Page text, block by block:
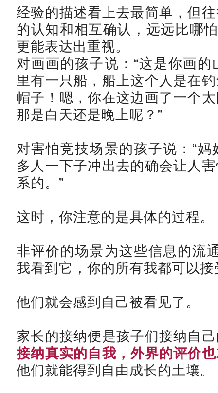
经验的描述看上去最简单，但
的认知和相互确认， 远远比哪
更能表达出重视。
对画画的孩子说：“这是你画
里有一只船，船上这个人是在
帽子！嗯，你在这边画了一个
那是白天还是晚上呢？”
对害怕竞技场景的孩子说：“
多人一下子冲出去的确会让人
系的。”
这时，你注意的是具体的过程。
非评价的场景为这些信息的流
我看到它，你的所有我都可以接
他们就会感到自己被看见了。
家长的接纳便是孩子们接纳自
接纳真实的自我，外界的评价
他们就能得到自由成长的土壤。